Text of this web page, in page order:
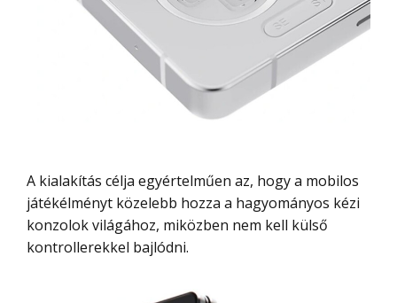
A kialakítás célja egyértelműen az, hogy a mobilos
játékélményt közelebb hozza a hagyományos kézi
konzolok világához, miközben nem kell külső
kontrollerekkel bajlódni.